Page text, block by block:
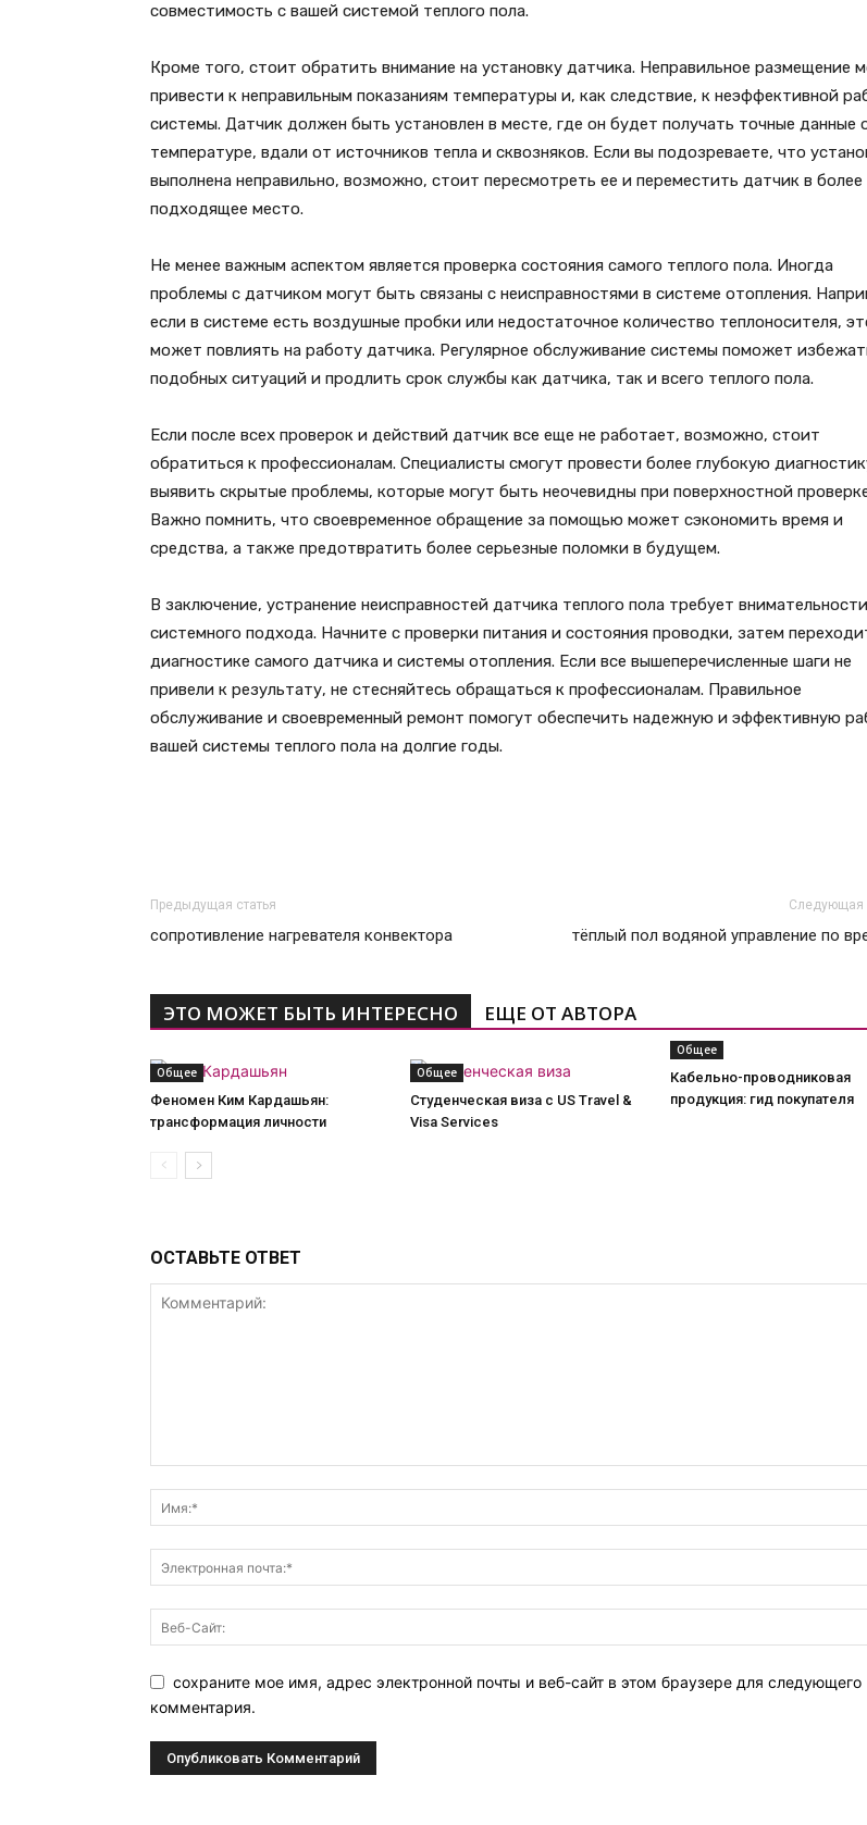
совместимость с вашей системой теплого пола.
Кроме того, стоит обратить внимание на установку датчика. Неправильное размещение
привести к неправильным показаниям температуры и, как следствие, к неэффективной
системы. Датчик должен быть установлен в месте, где он будет получать точные данные
температуре, вдали от источников тепла и сквозняков. Если вы подозреваете, что
выполнена неправильно, возможно, стоит пересмотреть ее и переместить датчик в более
подходящее место.
Не менее важным аспектом является проверка состояния самого теплого пола. Иногда
проблемы с датчиком могут быть связаны с неисправностями в системе отопления.
если в системе есть воздушные пробки или недостаточное количество теплоносителя,
может повлиять на работу датчика. Регулярное обслуживание системы поможет
подобных ситуаций и продлить срок службы как датчика, так и всего теплого пола.
Если после всех проверок и действий датчик все еще не работает, возможно, стоит
обратиться к профессионалам. Специалисты смогут провести более глубокую
выявить скрытые проблемы, которые могут быть неочевидны при поверхностной
Важно помнить, что своевременное обращение за помощью может сэкономить время и
средства, а также предотвратить более серьезные поломки в будущем.
В заключение, устранение неисправностей датчика теплого пола требует
системного подхода. Начните с проверки питания и состояния проводки, затем
диагностике самого датчика и системы отопления. Если все вышеперечисленные шаги не
привели к результату, не стесняйтесь обращаться к профессионалам. Правильное
обслуживание и своевременный ремонт помогут обеспечить надежную и эффективную
вашей системы теплого пола на долгие годы.
Предыдущая статья
сопротивление нагревателя конвектора
Следующая
тëплый пол водяной управление по
ЭТО МОЖЕТ БЫТЬ ИНТЕРЕСНО ЕЩЕ ОТ АВТОРА
Общее
Феномен Ким Кардашьян:
трансформация личности
Общее
Студенческая виза с US Travel &
Visa Services
Общее
Кабельно-проводниковая
продукция: гид покупателя
ОСТАВЬТЕ ОТВЕТ
сохраните мое имя, адрес электронной почты и веб-сайт в этом браузере для следующего
комментария.